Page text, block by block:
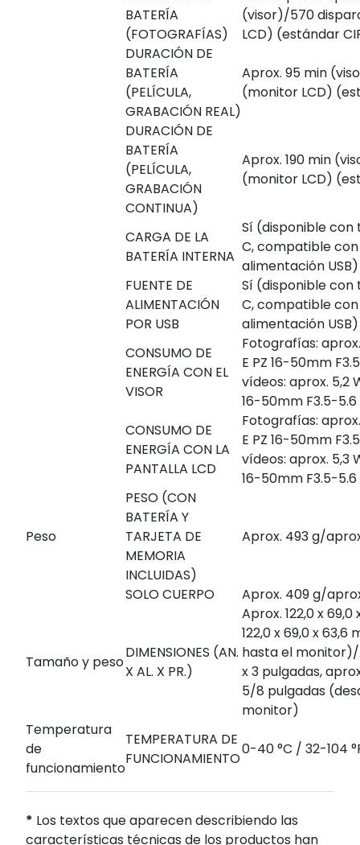
BATERÍA
(FOTOGRAFÍAS)
(visor)/570
LCD) (estándar
DURACIÓN DE
BATERÍA
(PELÍCULA,
GRABACIÓN REAL)
Aprox. 95 min
(monitor LCD)
DURACIÓN DE
BATERÍA
(PELÍCULA,
GRABACIÓN
CONTINUA)
Aprox. 190 min
(monitor LCD)
CARGA DE LA
BATERÍA INTERNA
Sí (disponible con
C, compatible
alimentación USB)
FUENTE DE
ALIMENTACIÓN
POR USB
Sí (disponible con
C, compatible
alimentación USB)
CONSUMO DE
ENERGÍA CON EL
VISOR
Fotografías:
E PZ 16-50mm
vídeos: aprox. 5,2
16-50mm F3.5-
CONSUMO DE
ENERGÍA CON LA
PANTALLA LCD
Fotografías:
E PZ 16-50mm
vídeos: aprox. 5,3
16-50mm F3.5-
Peso
PESO (CON
BATERÍA Y
TARJETA DE
MEMORIA
INCLUIDAS)
Aprox. 493 g/
SOLO CUERPO Aprox. 409 g/
Tamaño y peso
DIMENSIONES (AN.
X AL. X PR.)
Aprox. 122,0 x
122,0 x 69,0 x
hasta el
x 3 pulgadas,
5/8 pulgadas
monitor)
Temperatura
de
funcionamiento
TEMPERATURA DE
FUNCIONAMIENTO
0-40 °C / 32-104
* Los textos que aparecen describiendo las
características técnicas de los productos han